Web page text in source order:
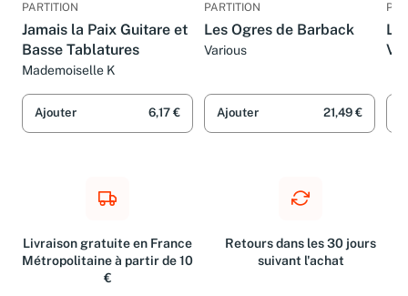
PARTITION
Jamais la Paix Guitare et
Basse Tablatures
Mademoiselle K
Ajouter 6,17 €
PARTITION
Les Ogres de Barback
Various
Ajouter 21,49 €
La
Livraison gratuite en France
Métropolitaine à partir de 10
€
Retours dans les 30 jours
suivant l'achat